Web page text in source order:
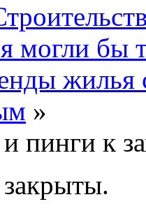
могли бы
»
пинги к